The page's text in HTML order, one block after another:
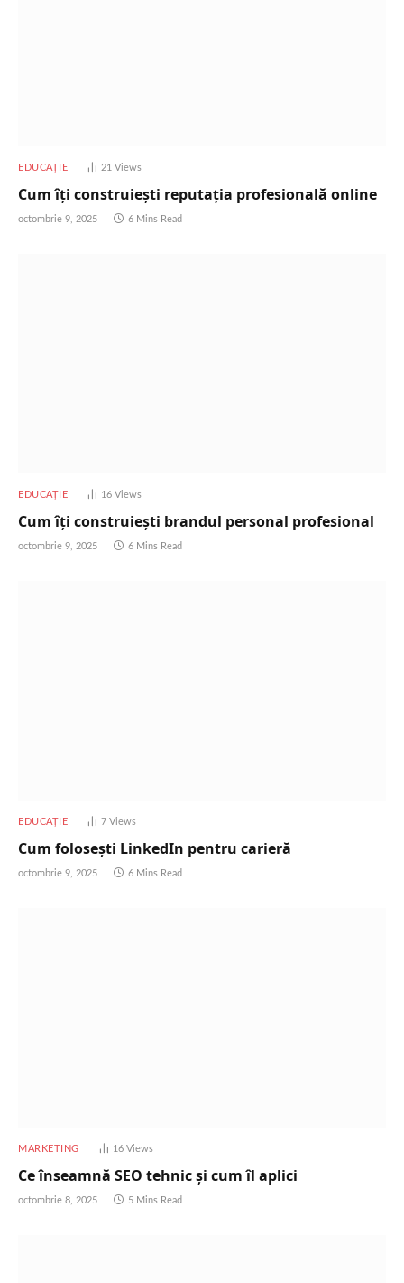
EDUCAȚIE 21Views
Cum îți construiești reputația profesională online
octombrie 9, 2025 6 Mins Read
EDUCAȚIE 16Views
Cum îți construiești brandul personal profesional
octombrie 9, 2025 6 Mins Read
EDUCAȚIE 7Views
Cum folosești LinkedIn pentru carieră
octombrie 9, 2025 6 Mins Read
MARKETING 16 Views
Ce înseamnă SEO tehnic și cum îl aplici
octombrie 8, 2025 5 Mins Read